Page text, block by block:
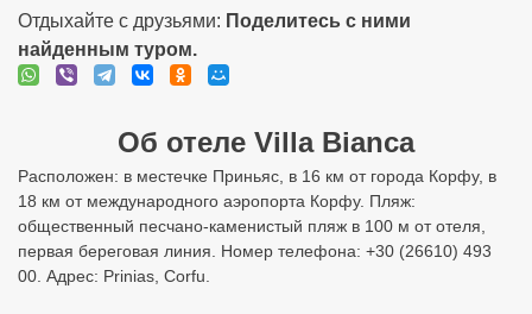
Отдыхайте с друзьями: Поделитесь с ними
найденным туром.
Об отеле Villa Bianca
Расположен: в местечке Приньяс, в 16 км от города Корфу, в
18 км от международного аэропорта Корфу. Пляж:
общественный песчано-каменистый пляж в 100 м от отеля,
первая береговая линия. Номер телефона: +30 (26610) 493
00. Адрес: Prinias, Corfu.